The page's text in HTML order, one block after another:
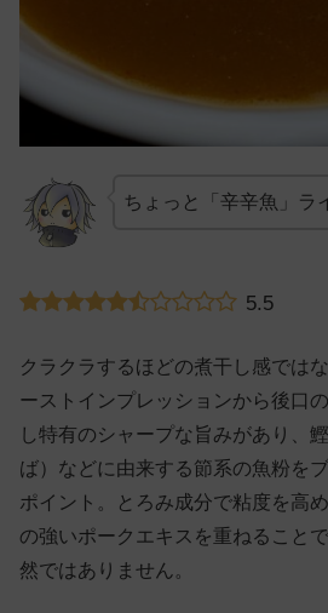
ちょっと「辛辛魚」ラ
5.5
クラクラするほどの煮干し感では
ーストインプレッションから後口
し特有のシャープな旨みがあり、
ば）などに由来する節系の魚粉を
ポイント。とろみ成分で粘度を高
の強いポークエキスを重ねること
然ではありません。